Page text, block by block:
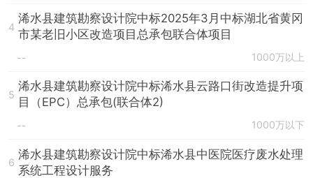
4
浠水县建筑勘察设计院中标2025年3月中标湖北省黄冈
市某老旧小区改造项目总承包联合体项目
-- 1000万以上
5
浠水县建筑勘察设计院中标浠水县云路口街改造提升项
目（EPC）总承包(联合体2)
-- 1000万以下
6
浠水县建筑勘察设计院中标浠水县中医院医疗废水处理
系统工程设计服务